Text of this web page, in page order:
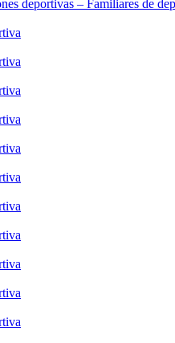
deportivas – Familiares de